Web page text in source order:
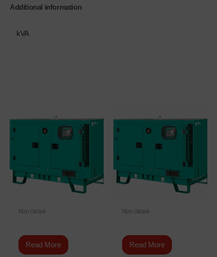
Additional information
kVA
Non classé
Read More
Non classé
Read More